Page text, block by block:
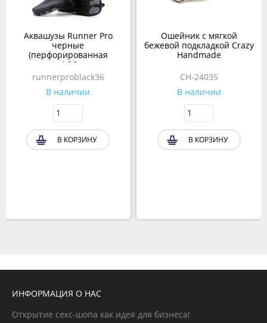
Аквашузы Runner Pro
черные
(перфорированная
подошва) 36 размер
runnerproblack36
В наличии
В КОРЗИНУ
Ошейник с мягкой
бежевой подкладкой Crazy
Handmade
CH-24035
В наличии
В КОРЗИНУ
ИНФОРМАЦИЯ О НАС
Открытие секс-шопа как идея для бизнеса!